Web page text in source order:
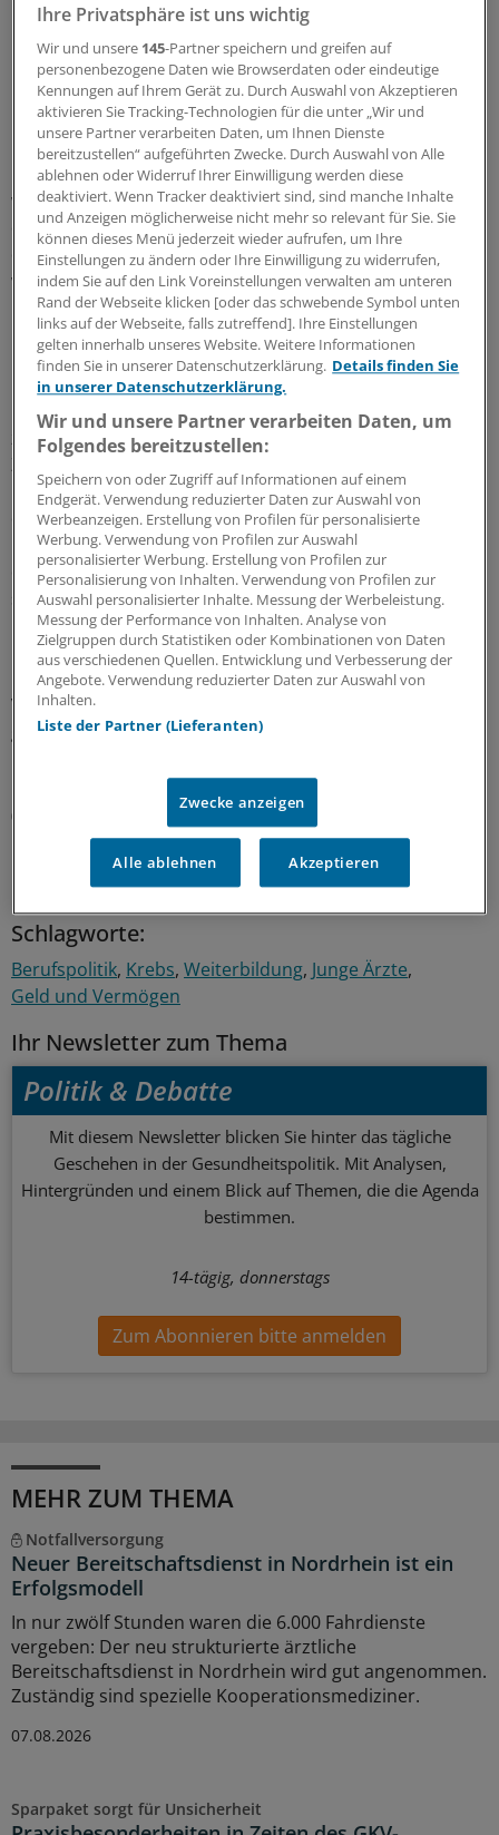
Untersuchung des Wissenschaftsrats hin, wonach 2010
nur 18,5 Prozent der ärztlichen und 7,7 Prozent der
nichtärztlichen wissenschaftlichen Mitarbeiter in
unbefristeten Beschäftigungsverhältnissen an den
Hochschulen tätig waren.
Bei rund der Hälfte der nichtärztlichen Wissenschaftler
war die Befristungsdauer kürzer als 18 Monate. Damit
drohe ein Mangel an Nachwuchswissenschaftlern, was
die Forschungskultur in der Onkologie aus der Bahn
werfen könnte, kritisierte Boßerhoff.
Politik in der Verantwortung
Dabei besitze dietranslationale Onkologie
Potenzial, immer wirksamere und gezieltere Therapien
zu entwickeln. Charakteristisch sei dafür die
Zusammenarbeit von Forschung und klinischer Praxis in
interdisziplinären Teams. quot;Wir brauchen dazu
dauerhafte Strukturen mit langfristigen beruflichen
Perspektiven für Nachwuchswissenschaftler, die auch
die Vereinbarkeit von Familie und Beruf erlaubenquot;,
so Boßerhoff.
Die Deutsche Krebshilfe gehe mit diesen
Förderprojekten in Vorleistung, so
Vorstandsvorsitzender Gerd Nettekoven. Denn
grundsätzlich sei es Aufgabe der Gesundheits- und
Nachwuchs attraktive Arbeitsbedingungen zu schaffen.
(HL)
Schlagworte:
Berufspolitik Krebs Weiterbildung Junge Ärzte
Geld und Vermögen
Ihr Newsletter zum Thema
Politik & Debatte
Mit diesem Newsletter blicken Sie hinter das tägliche
Geschehen in der Gesundheitspolitik. Mit Analysen,
Hintergründen und einem Blick auf Themen, die die Agenda
bestimmen.
14-tägig, donnerstags
Zum Abonnieren bitte anmelden
MEHR ZUM THEMA
Notfallversorgung
Neuer Bereitschaftsdienst in Nordrhein ist ein
Erfolgsmodell
In nur zwölf Stunden waren die 6.000 Fahrdienste
vergeben: Der neu strukturierte ärztliche
Bereitschaftsdienst in Nordrhein wird gut angenommen.
Zuständig sind spezielle Kooperationsmediziner.
07.08.2026
Sparpaket sorgt für Unsicherheit
Ihre Privatsphäre ist uns wichtig
Wir und unsere 145-Partner speichern und greifen auf
personenbezogene Daten wie Browserdaten oder eindeutige
Kennungen auf Ihrem Gerät zu. Durch Auswahl von Akzeptieren
aktivieren Sie Tracking-Technologien für die unter „Wir und
unsere Partner verarbeiten Daten, um Ihnen Dienste
bereitzustellen“ aufgeführten Zwecke. Durch Auswahl von Alle
ablehnen oder Widerruf Ihrer Einwilligung werden diese
deaktiviert. Wenn Tracker deaktiviert sind, sind manche Inhalte
und Anzeigen möglicherweise nicht mehr so relevant für Sie. Sie
können dieses Menü jederzeit wieder aufrufen, um Ihre
Einstellungen zu ändern oder Ihre Einwilligung zu widerrufen,
indem Sie auf den Link Voreinstellungen verwalten am unteren
Rand der Webseite klicken [oder das schwebende Symbol unten
links auf der Webseite, falls zutreffend]. Ihre Einstellungen
gelten innerhalb unseres Website. Weitere Informationen
finden Sie in unserer Datenschutzerklärung. Details finden Sie
in unserer Datenschutzerklärung.
Wir und unsere Partner verarbeiten Daten, um
Folgendes bereitzustellen:
Speichern von oder Zugriff auf Informationen auf einem
Endgerät. Verwendung reduzierter Daten zur Auswahl von
Werbeanzeigen. Erstellung von Profilen für personalisierte
Werbung. Verwendung von Profilen zur Auswahl
personalisierter Werbung. Erstellung von Profilen zur
Personalisierung von Inhalten. Verwendung von Profilen zur
Auswahl personalisierter Inhalte. Messung der Werbeleistung.
Messung der Performance von Inhalten. Analyse von
Zielgruppen durch Statistiken oder Kombinationen von Daten
aus verschiedenen Quellen. Entwicklung und Verbesserung der
Angebote. Verwendung reduzierter Daten zur Auswahl von
Inhalten.
Liste der Partner (Lieferanten)
Zwecke anzeigen
Alle ablehnen Akzeptieren